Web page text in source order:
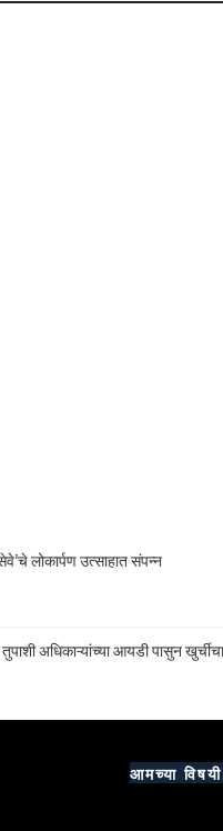
लोकार्पण उत्साहात संपन्न
अधिकाऱ्यांच्या आयडी पासुन
आमच्या विषयी